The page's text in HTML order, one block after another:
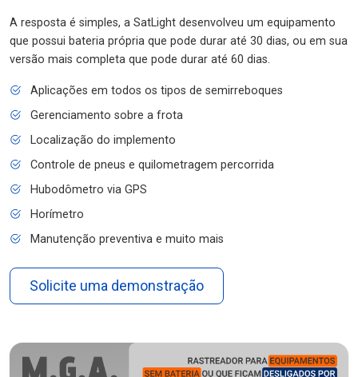
A resposta é simples, a SatLight desenvolveu um equipamento
que possui bateria própria que pode durar até 30 dias, ou em sua
versão mais completa que pode durar até 60 dias.
Aplicações em todos os tipos de semirreboques
Gerenciamento sobre a frota
Localização do implemento
Controle de pneus e quilometragem percorrida
Hubodômetro via GPS
Horímetro
Manutenção preventiva e muito mais
Solicite uma demonstração